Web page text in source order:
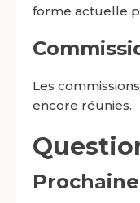
forme actuelle
Les
encore réunies.